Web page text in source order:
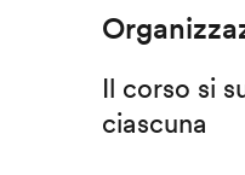
Il corso si
ciascuna